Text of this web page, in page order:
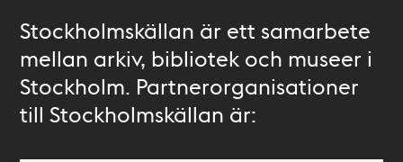
Stockholmskällan är ett samarbete
mellan arkiv, bibliotek och museer i
Stockholm. Partnerorganisationer
till Stockholmskällan är: